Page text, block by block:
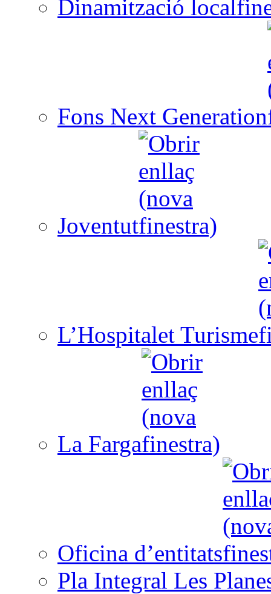
Dinamització local
Fons Next Generation
Joventut
L’Hospitalet Turisme
La Farga
Oficina d’entitats
Pla Integral Les